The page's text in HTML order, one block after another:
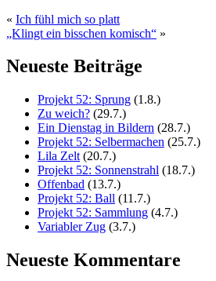
« Ich fühl mich so platt
„Klingt ein bisschen komisch“ »
Neueste Beiträge
Projekt 52: Sprung (1.8.)
Zu weich? (29.7.)
Ein Dienstag in Bildern (28.7.)
Projekt 52: Selbermachen (25.7.)
Lila Zelt (20.7.)
Projekt 52: Sonnenstrahl (18.7.)
Offenbad (13.7.)
Projekt 52: Ball (11.7.)
Projekt 52: Sammlung (4.7.)
Variabler Zug (3.7.)
Neueste Kommentare